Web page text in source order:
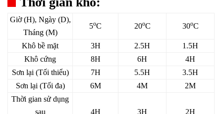
Giờ (H), Ngày (D),
Tháng (M)
5oC 20oC 30oC
Khô bề mặt 3H 2.5H
1.5H
Khô cứng
8H 6H
4H
Sơn lại (Tối thiểu)
7H 5.5H
3.5H
Sơn lại (Tối đa)
6M 4M
2M
Thời gian sử dụng
sau
4H 3H 2H